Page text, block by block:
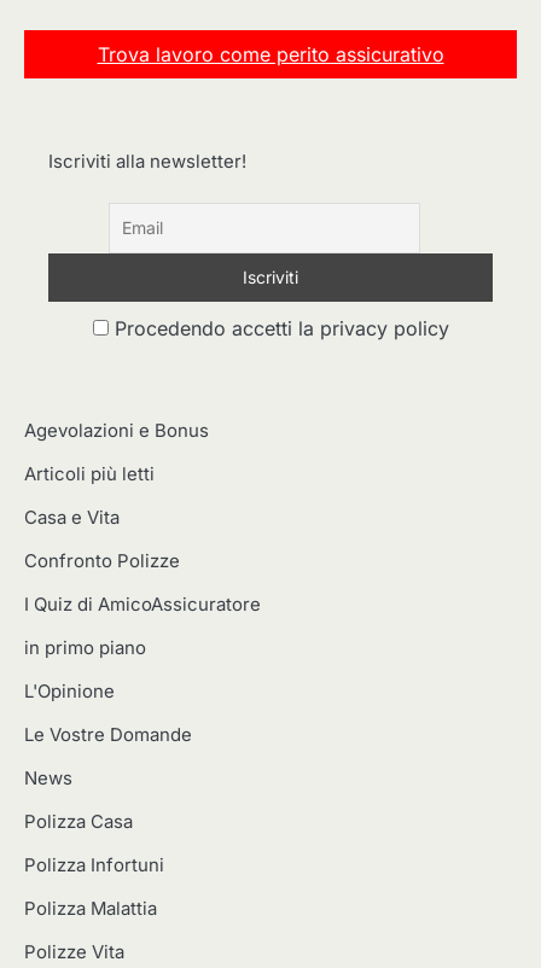
Trova lavoro come perito assicurativo
Iscriviti alla newsletter!
Procedendo accetti la privacy policy
Agevolazioni e Bonus
Articoli più letti
Casa e Vita
Confronto Polizze
I Quiz di AmicoAssicuratore
in primo piano
L'Opinione
Le Vostre Domande
News
Polizza Casa
Polizza Infortuni
Polizza Malattia
Polizze Vita